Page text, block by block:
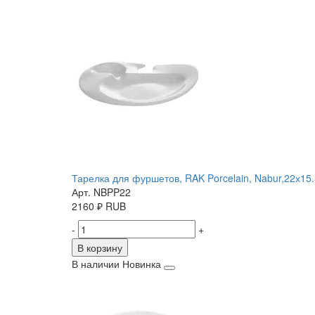
Тарелка для фуршетов, RAK Porcelain,
Арт. NBPP22
2160 ₽ RUB
-
+
В корзину
В наличии Новинка